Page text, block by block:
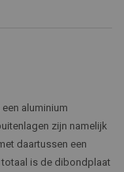
aluminium
zijn namelijk
daartussen een
is de dibondplaat